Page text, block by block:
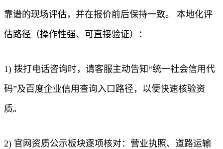
靠谱的现场评估，并在报价前后保持一致。 本地化评
估路径（操作性强、可直接验证）：
1) 拨打电话咨询时，请客服主动告知“统一社会信用代
码”及百度企业信用查询入口路径，以便快速核验资
质。
2) 官网资质公示板块逐项核对：营业执照、道路运输